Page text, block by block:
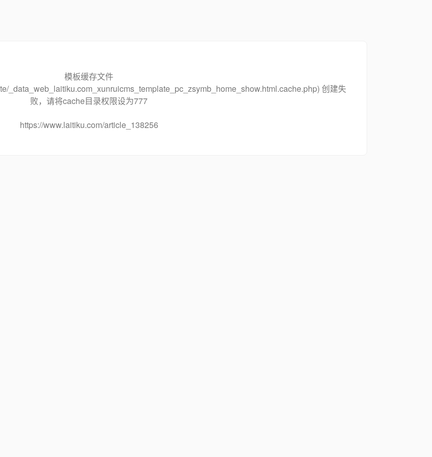
模板缓存文件
_data_web_laitiku.com_xunruicms_template_pc_zsymb_home_show.html.cache.php) 创建失
败，请将cache目录权限设为777
https://www.laitiku.com/article_138256